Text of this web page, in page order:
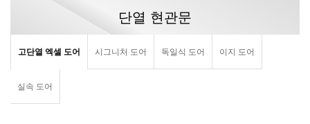
단열 현관문
고단열 엑셀 도어 시그니처 도어 독일식 도어 이지 도어
실속 도어